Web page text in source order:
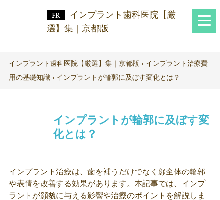
インプラント歯科医院【厳
選】集｜京都版
インプラント歯科医院【厳選】集｜京都版 › インプラント治療費
用の基礎知識 › インプラントが輪郭に及ぼす変化とは？
インプラントが輪郭に及ぼす変
化とは？
インプラント治療は、歯を補うだけでなく顔全体の輪郭
や表情を改善する効果があります。本記事では、インプ
ラントが顔貌に与える影響や治療のポイントを解説しま